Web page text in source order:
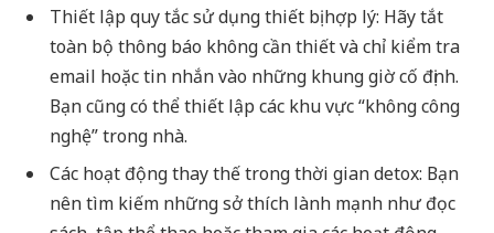
Thiết lập quy tắc sử dụng thiết bị hợp lý: Hãy tắt
toàn bộ thông báo không cần thiết và chỉ kiểm tra
email hoặc tin nhắn vào những khung giờ cố định.
Bạn cũng có thể thiết lập các khu vực “không công
nghệ” trong nhà.
Các hoạt động thay thế trong thời gian detox: Bạn
nên tìm kiếm những sở thích lành mạnh như đọc